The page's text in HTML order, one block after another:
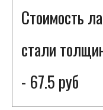
Стоимость
стали
- 67.5 руб